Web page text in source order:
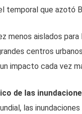
temporal que azotó
menos aislados
centros
impacto cada vez
de las
las